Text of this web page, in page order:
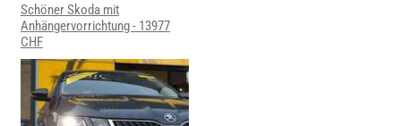
Schöner Skoda mit
Anhängervorrichtung - 13977
CHF